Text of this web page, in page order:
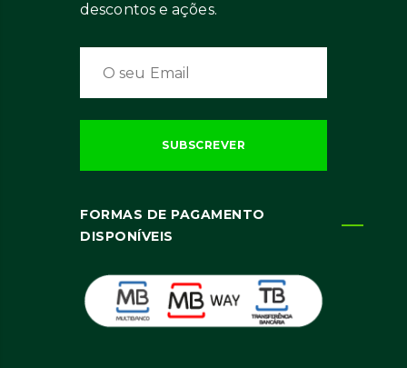
descontos e ações.
FORMAS DE PAGAMENTO
DISPONÍVEIS